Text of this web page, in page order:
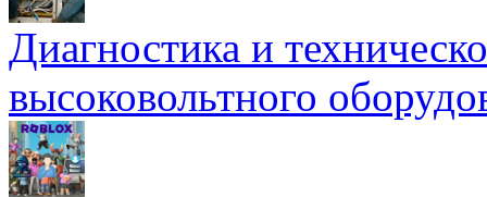
Диагностика и
высоковольтного